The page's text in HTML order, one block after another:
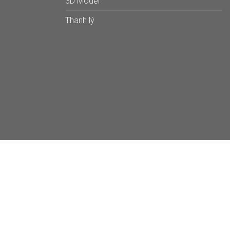
Thanh lý